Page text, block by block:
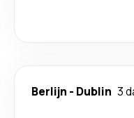
Berlijn - Dublin 3